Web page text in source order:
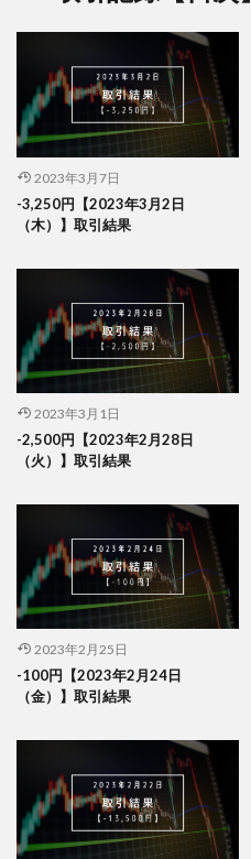
2023年3月7日
-3,250円【2023年3月2日
（木）】取引結果
2023年3月1日
-2,500円【2023年2月28日
（火）】取引結果
2023年2月25日
-100円【2023年2月24日
（金）】取引結果